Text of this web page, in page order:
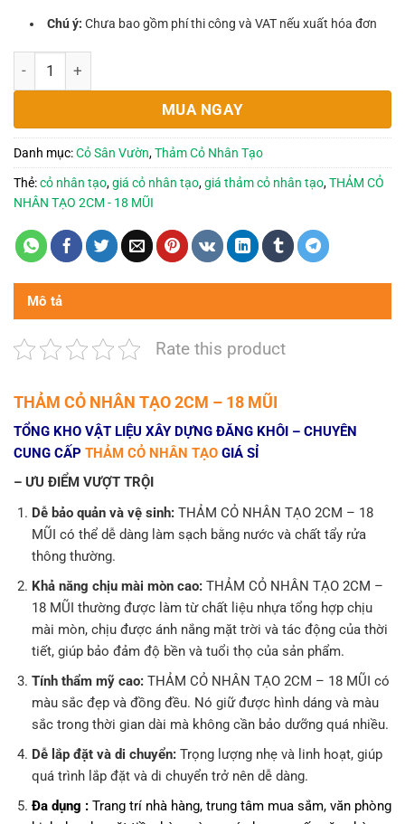
Chú ý: Chưa bao gồm phí thi công và VAT nếu xuất hóa đơn
THẢM CỎ NHÂN TẠO 2CM - 18 MŨI số lượng
MUA NGAY
Danh mục:Cỏ Sân Vườn,Thảm Cỏ Nhân Tạo
Thẻ:cỏ nhân tạo,giá cỏ nhân tạo,giá thảm cỏ nhân tạo,THẢM CỎ
NHÂN TẠO 2CM - 18 MŨI
Mô tả
Rate this product
THẢM CỎ NHÂN TẠO 2CM – 18 MŨI
TỔNG KHO VẬT LIỆU XÂY DỰNG ĐĂNG KHÔI – CHUYÊN
CUNG CẤP THẢM CỎ NHÂN TẠO GIÁ SỈ
– ƯU ĐIỂM VƯỢT TRỘI ️
Dễ bảo quản và vệ sinh:THẢM CỎ NHÂN TẠO 2CM – 18
MŨI có thể dễ dàng làm sạch bằng nước và chất tẩy rửa
thông thường.
Khả năng chịu mài mòn cao:THẢM CỎ NHÂN TẠO 2CM –
18 MŨI thường được làm từ chất liệu nhựa tổng hợp chịu
mài mòn, chịu được ánh nắng mặt trời và tác động của thời
tiết, giúp bảo đảm độ bền và tuổi thọ của sản phẩm.
Tính thẩm mỹ cao:THẢM CỎ NHÂN TẠO 2CM – 18 MŨI có
màu sắc đẹp và đồng đều. Nó giữ được hình dáng và màu
sắc trong thời gian dài mà không cần bảo dưỡng quá nhiều.
Dễ lắp đặt và di chuyển:Trọng lượng nhẹ và linh hoạt, giúp
quá trình lắp đặt và di chuyển trở nên dễ dàng.
Đa dụng : Trang trí nhà hàng, trung tâm mua sắm, văn phòng